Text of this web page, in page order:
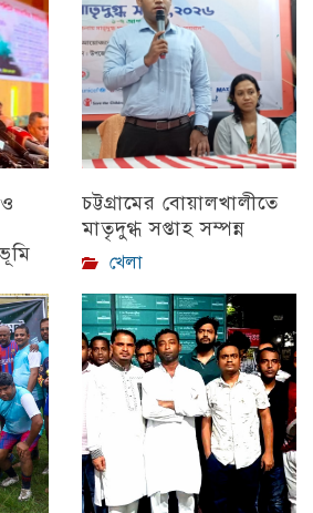
চট্টগ্রামের বোয়ালখালীতে
মাতৃদুগ্ধ সপ্তাহ সম্পন্ন
খেলা